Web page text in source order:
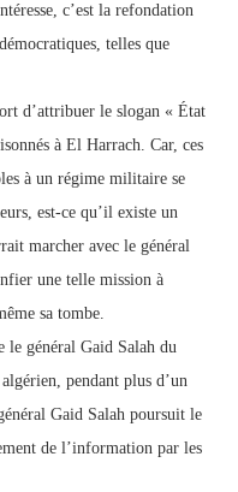
c’est la refondation
telles que
d’attribuer le slogan « État
à El Harrach. Car, ces
à un régime militaire se
est-ce qu’il existe un
marcher avec le général
une telle mission à
sa tombe.
général Gaid Salah du
pendant plus d’un
Gaid Salah poursuit le
de l’information par les